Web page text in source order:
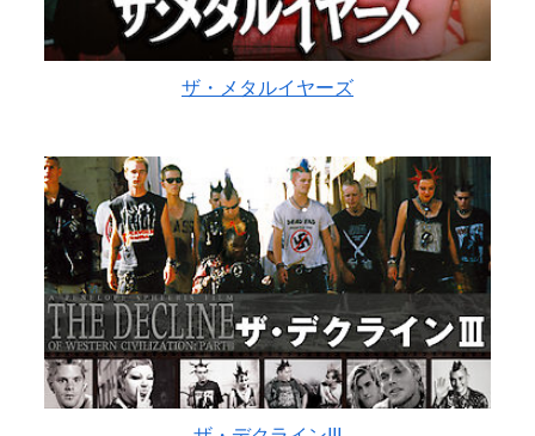
ザ・メタルイヤーズ